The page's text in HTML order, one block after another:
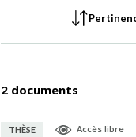
2 documents
THÈSE Accès libre